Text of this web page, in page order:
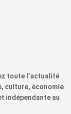
toute l’actualité
culture, économie
indépendante au